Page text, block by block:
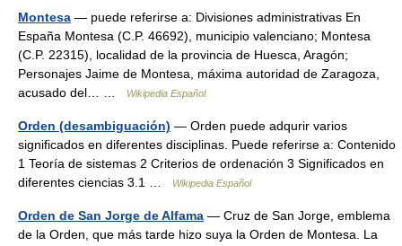
Montesa — puede referirse a: Divisiones administrativas En
España Montesa (C.P. 46692), municipio valenciano; Montesa
(C.P. 22315), localidad de la provincia de Huesca, Aragón;
Personajes Jaime de Montesa, máxima autoridad de Zaragoza,
acusado del… …
Wikipedia Español
Orden (desambiguación) — Orden puede adqurir varios
significados en diferentes disciplinas. Puede referirse a: Contenido
1 Teoría de sistemas 2 Criterios de ordenación 3 Significados en
diferentes ciencias 3.1 …
Wikipedia Español
Orden de San Jorge de Alfama — Cruz de San Jorge, emblema
de la Orden, que más tarde hizo suya la Orden de Montesa. La